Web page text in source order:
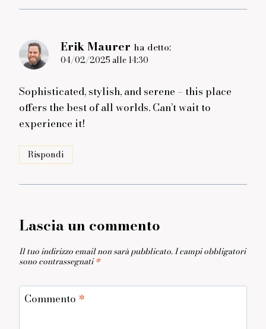
Erik Maurer ha detto:
04/02/2025 alle 14:30
Sophisticated, stylish, and serene – this place
offers the best of all worlds. Can’t wait to
experience it!
Rispondi
Lascia un commento
Il tuo indirizzo email non sarà pubblicato.I campi obbligatori
sono contrassegnati*
Commento *